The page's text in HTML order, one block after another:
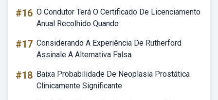
#16 O Condutor Terá O Certificado De Licenciamento
Anual Recolhido Quando
#17 Considerando A Experiência De Rutherford
Assinale A Alternativa Falsa
#18 Baixa Probabilidade De Neoplasia Prostática
Clinicamente Significante